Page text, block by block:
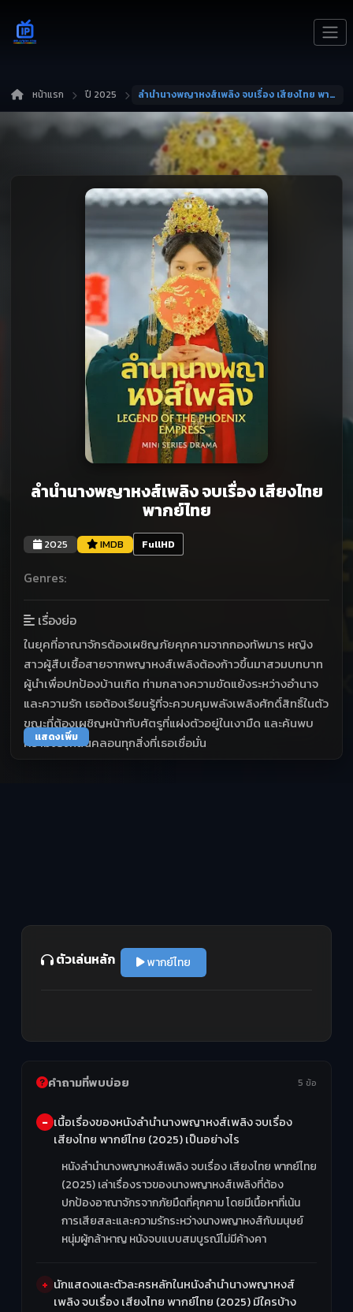
หน้าแรก ปี 2025 ลำนำนางพญาหงส์เพลิง จบเรื่อง เสียงไทย พากย์ไทย
ลำนำนางพญาหงส์เพลิง จบเรื่อง เสียงไทย
พากย์ไทย
2025 IMDB FullHD
Genres:
เรื่องย่อ
ในยุคที่อาณาจักรต้องเผชิญภัยคุกคามจากกองทัพมาร หญิง
สาวผู้สืบเชื้อสายจากพญาหงส์เพลิงต้องก้าวขึ้นมาสวมบทบาท
ผู้นำเพื่อปกป้องบ้านเกิด ท่ามกลางความขัดแย้งระหว่างอำนาจ
และความรัก เธอต้องเรียนรู้ที่จะควบคุมพลังเพลิงศักดิ์สิทธิ์ในตัว
ขณะที่ต้องเผชิญหน้ากับศัตรูที่แฝงตัวอยู่ในเงามืด และค้นพบ
ความจริงที่สั่นคลอนทุกสิ่งที่เธอเชื่อมั่น
แสดงเพิ่ม
ตัวเล่นหลัก พากย์ไทย
คำถามที่พบบ่อย 5 ข้อ
เนื้อเรื่องของหนังลำนำนางพญาหงส์เพลิง จบเรื่อง
เสียงไทย พากย์ไทย (2025) เป็นอย่างไร
หนังลำนำนางพญาหงส์เพลิง จบเรื่อง เสียงไทย พากย์ไทย
(2025) เล่าเรื่องราวของนางพญาหงส์เพลิงที่ต้อง
ปกป้องอาณาจักรจากภัยมืดที่คุกคาม โดยมีเนื้อหาที่เน้น
การเสียสละและความรักระหว่างนางพญาหงส์กับมนุษย์
หนุ่มผู้กล้าหาญ หนังจบแบบสมบูรณ์ไม่มีค้างคา
นักแสดงและตัวละครหลักในหนังลำนำนางพญาหงส์
เพลิง จบเรื่อง เสียงไทย พากย์ไทย (2025) มีใครบ้าง